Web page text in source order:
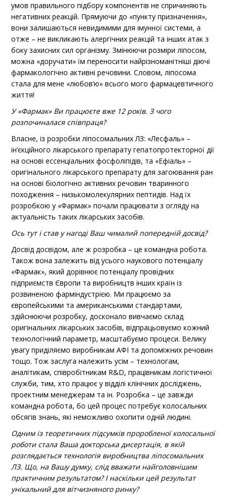
умов правильного підбору компонентів не спричиняють
негативних реакцій. Прямуючи до «пункту призначення»,
вони залишаються невидимими для імунної системи, а
отже – не викликають алергічних реакцій та інших атак з
боку захисних сил організму. Змінюючи розміри ліпосом,
можна «доручати» їм переносити найрізноманітніші діючі
фармакологічно активні речовини. Словом, ліпосома
стала для мене «любов’ю» всього мого фармацевтичного
життя!
У «Фармак» Ви працюєте вже 12 років. З чого
розпочиналася співпраця?
Власне, із розробки ліпосомальних ЛЗ: «Лесфаль» –
ін’єкційного лікарського препарату гепатопротекторної дії
на основі ессенціальних фосфоліпідів, та «Ефіаль» –
оригінального лікарського препарату для загоювання ран
на основі біологічно активних речовин тваринного
походження – низькомолекулярних пептидів. Над їх
розробкою у «Фармак» почали працювати з огляду на
актуальність таких лікарських засобів.
Ось тут і став у нагоді Ваш чималий попередній досвід?
Досвід досвідом, але ж розробка – це командна робота.
Також вона залежить від усього наукового потенціалу
«Фармак», який дорівнює потенціалу провідних
підприємств Європи та виробництв інших країн із
розвиненою фарміндустрією. Ми працюємо за
європейськими та американськими стандартами,
здійснюючи розробку, досконало вивчаємо склад
оригінальних лікарських засобів, відпрацьовуємо кожний
технологічний параметр, масштабуємо процеси. Велику
увагу приділяємо виробникам АФІ та допоміжних речовин
тощо. Тож заслуга належить усім – технологам,
аналітикам, співробітникам R&D, працівникам логістичної
служби, тим, хто працює у відділі клінічних досліджень,
проектним менеджерам та ін. Розробка – це завжди
командна робота, бо цей процес потребує колосальних
обсягів знань, які неможливо охопити одній людині.
Одним із теоретичних підсумків проробленої колосальної
роботи стала Ваша докторська дисертація, в якій
розглядається технологія виробництва ліпосомальних
ЛЗ. Що, на Вашу думку, слід вважати найголовнішим
практичним результатом? І наскільки цей результат
унікальний для вітчизняного ринку?